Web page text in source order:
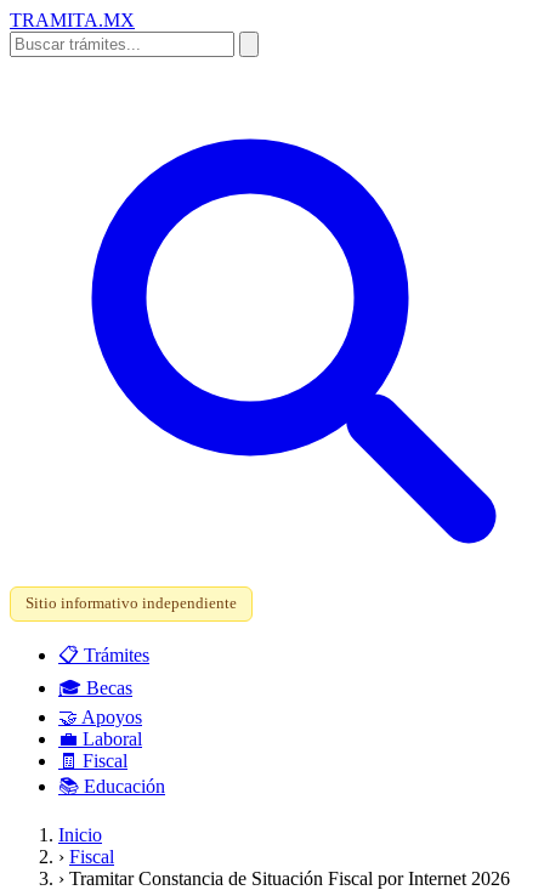
TRAMITA.MX
Sitio informativo independiente
📋 Trámites
🎓 Becas
🤝 Apoyos
💼 Laboral
🧾 Fiscal
📚 Educación
Inicio
› Fiscal
› Tramitar Constancia de Situación Fiscal por Internet 2026